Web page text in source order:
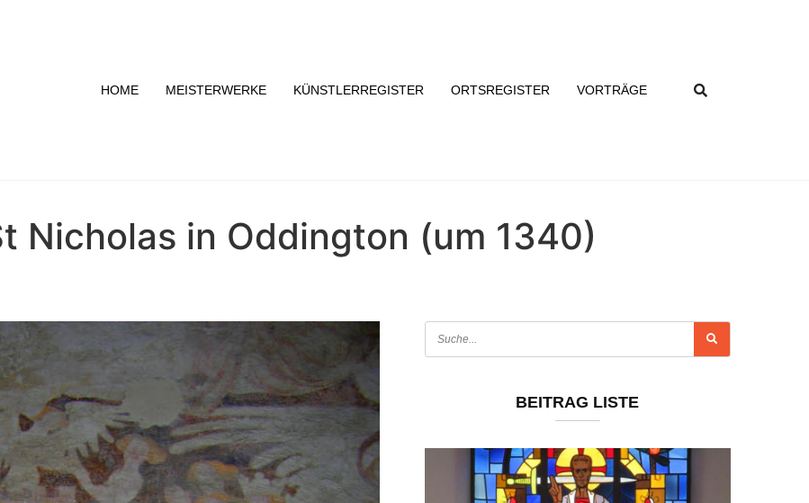
HOME MEISTERWERKE KÜNSTLERREGISTER ORTSREGISTER VORTRÄGE
Nicholas in Oddington (um 1340)
BEITRAG LISTE